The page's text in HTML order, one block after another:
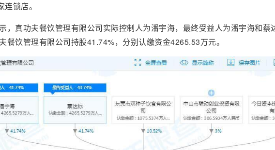
锁店。
，真功夫餐饮管理有限公司实际控制人为潘宇海，最终受益人为潘宇海和蔡
餐饮管理有限公司持股41.74%，分别认缴资金4265.53万元。